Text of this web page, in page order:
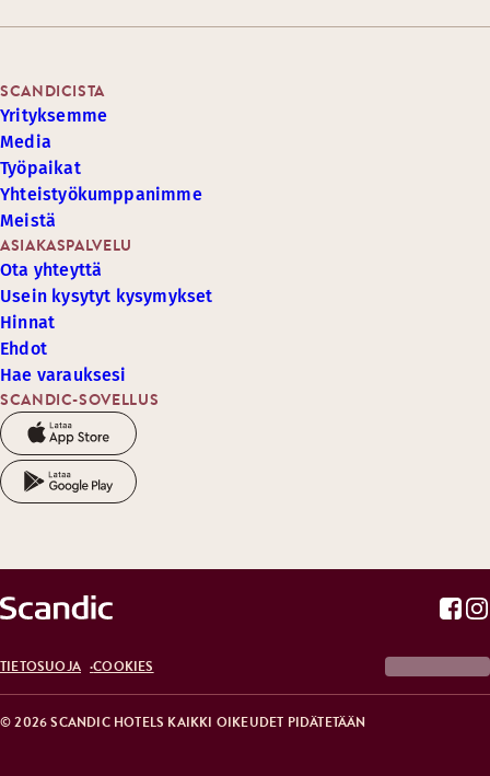
SCANDIC-SOVELLUS
ASIAKASPALVELU
Ota yhteyttä
Usein kysytyt kysymykset
Hinnat
Ehdot
Hae varauksesi
SCANDICISTA
Yrityksemme
Media
Työpaikat
Yhteistyökumppanimme
Meistä
© 2026 SCANDIC HOTELS KAIKKI OIKEUDET PIDÄTETÄÄN
TIETOSUOJA COOKIES